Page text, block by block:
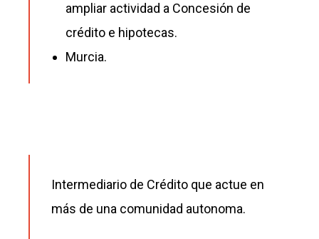
ampliar actividad a Concesión de
crédito e hipotecas.
Murcia.
Intermediario de Crédito que actue en
más de una comunidad autonoma.